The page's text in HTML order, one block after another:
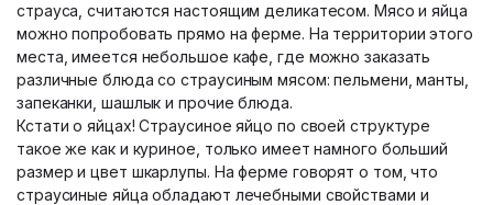
страуса, считаются настоящим деликатесом. Мясо и яйца
можно попробовать прямо на ферме. На территории этого
места, имеется небольшое кафе, где можно заказать
различные блюда со страусиным мясом: пельмени, манты,
запеканки, шашлык и прочие блюда.
Кстати о яйцах! Страусиное яйцо по своей структуре
такое же как и куриное, только имеет намного больший
размер и цвет шкарлупы. На ферме говорят о том, что
страусиные яйца обладают лечебными свойствами и